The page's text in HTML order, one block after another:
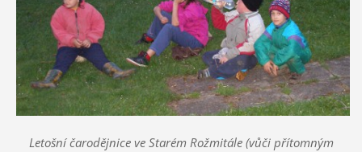
Letošní čarodějnice ve Starém Rožmitále (vůči přítomným